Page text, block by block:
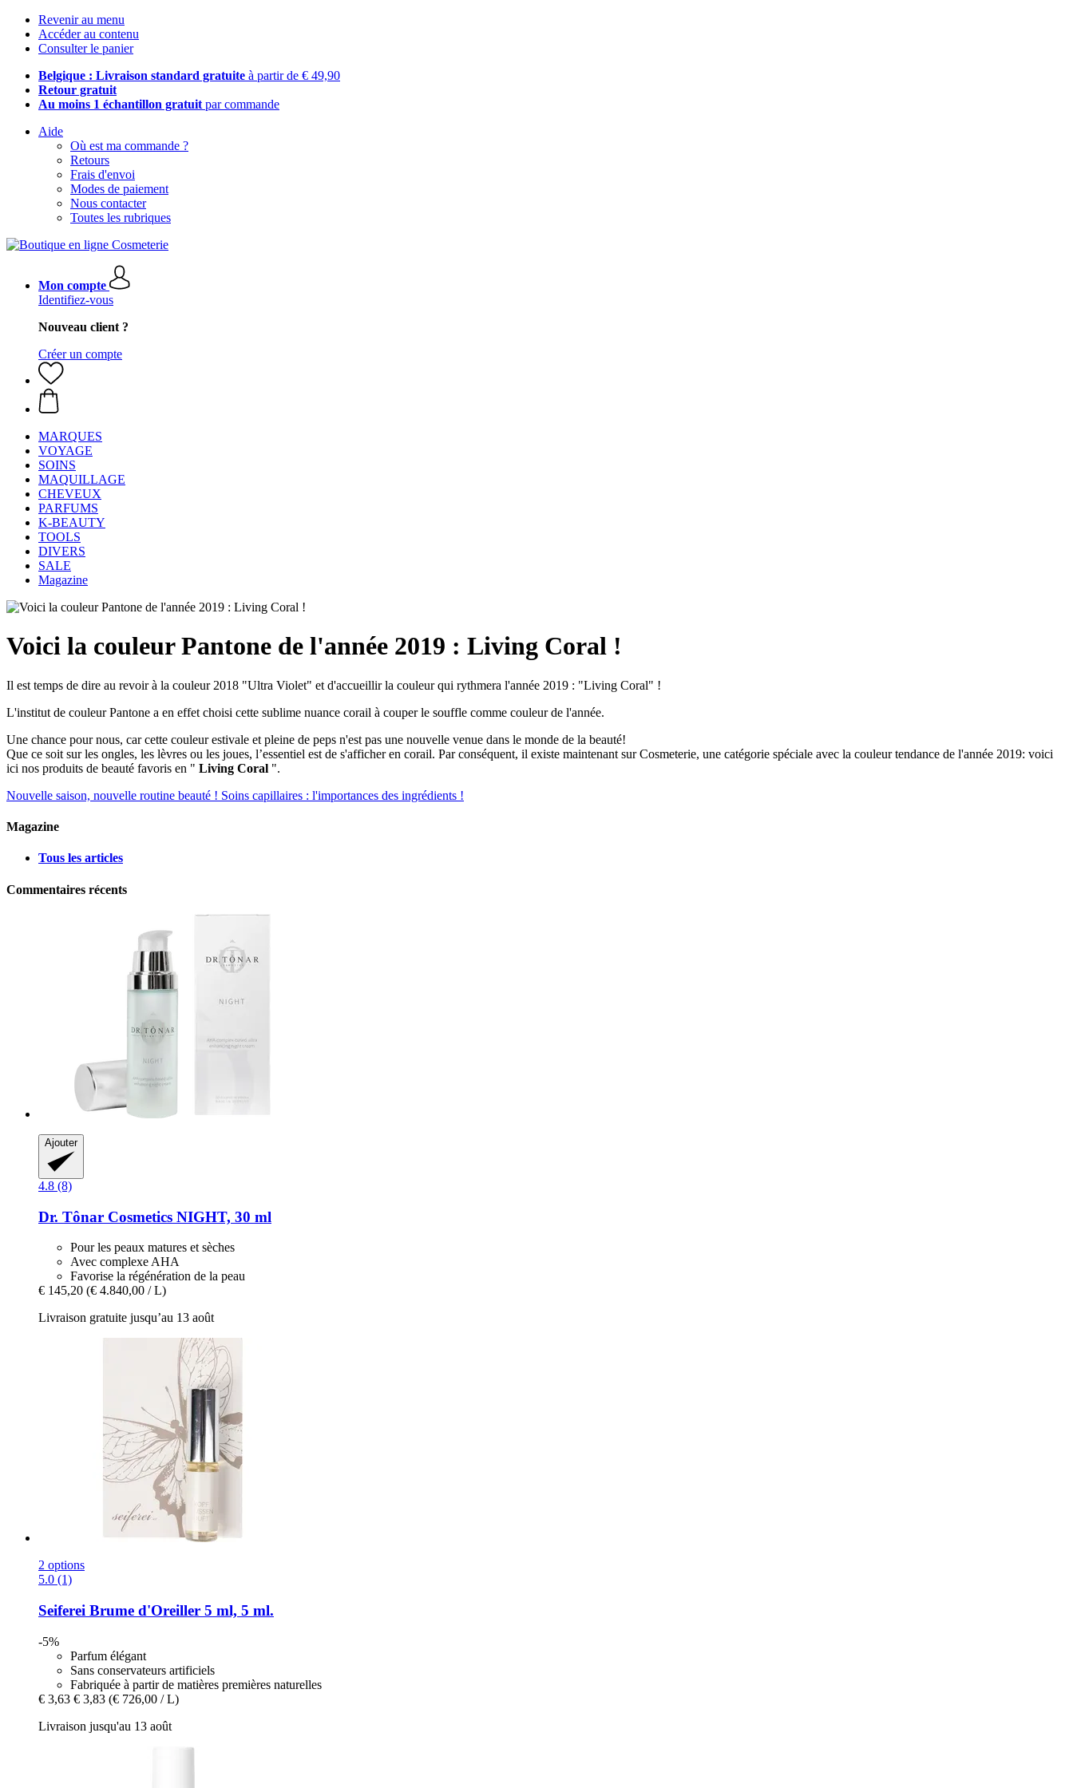
Revenir au menu
Accéder au contenu
Consulter le panier
Belgique : Livraison standard gratuite à partir de € 49,90
Retour gratuit
Au moins 1 échantillon gratuit par commande
Aide
Où est ma commande ?
Retours
Frais d'envoi
Modes de paiement
Nous contacter
Toutes les rubriques
Mon compte
Identifiez-vous
Nouveau client ?
Créer un compte
MARQUES
VOYAGE
SOINS
MAQUILLAGE
CHEVEUX
PARFUMS
K-BEAUTY
TOOLS
DIVERS
SALE
Magazine
Voici la couleur Pantone de l'année 2019 : Living Coral !
Il est temps de dire au revoir à la couleur 2018 "Ultra Violet" et d'accueillir la couleur qui rythmera l'année 2019 : "Living Coral" !
L'institut de couleur Pantone a en effet choisi cette sublime nuance corail à couper le souffle comme couleur de l'année.
Une chance pour nous, car cette couleur estivale et pleine de peps n'est pas une nouvelle venue dans le monde de la beauté!
Que ce soit sur les ongles, les lèvres ou les joues, l’essentiel est de s'afficher en corail. Par conséquent, il existe maintenant sur Cosmeterie, une catégorie spéciale avec la couleur tendance de l'année 2019: voici
ici nos produits de beauté favoris en " Living Coral ".
Nouvelle saison, nouvelle routine beauté ! Soins capillaires : l'importances des ingrédients !
Magazine
Tous les articles
Commentaires récents
Ajouter
4.8 (8)
Dr. Tônar Cosmetics NIGHT, 30 ml
Pour les peaux matures et sèches
Avec complexe AHA
Favorise la régénération de la peau
€ 145,20 (€ 4.840,00 / L)
Livraison gratuite jusqu’au 13 août
2 options
5.0 (1)
Seiferei Brume d'Oreiller 5 ml, 5 ml.
-5%
Parfum élégant
Sans conservateurs artificiels
Fabriquée à partir de matières premières naturelles
€ 3,63 € 3,83 (€ 726,00 / L)
Livraison jusqu'au 13 août